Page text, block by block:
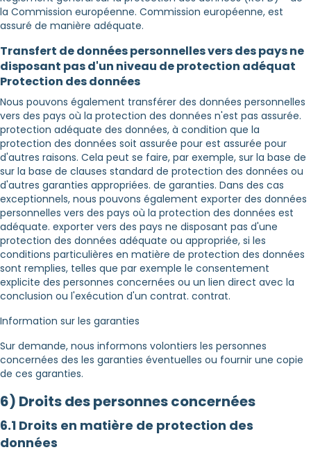
la Commission européenne. Commission européenne, est
assuré de manière adéquate.
Transfert de données personnelles vers des pays ne
disposant pas d'un niveau de protection adéquat
Protection des données
Nous pouvons également transférer des données personnelles
vers des pays où la protection des données n'est pas assurée.
protection adéquate des données, à condition que la
protection des données soit assurée pour est assurée pour
d'autres raisons. Cela peut se faire, par exemple, sur la base de
sur la base de clauses standard de protection des données ou
d'autres garanties appropriées. de garanties. Dans des cas
exceptionnels, nous pouvons également exporter des données
personnelles vers des pays où la protection des données est
adéquate. exporter vers des pays ne disposant pas d'une
protection des données adéquate ou appropriée, si les
conditions particulières en matière de protection des données
sont remplies, telles que par exemple le consentement
explicite des personnes concernées ou un lien direct avec la
conclusion ou l'exécution d'un contrat. contrat.
Information sur les garanties
Sur demande, nous informons volontiers les personnes
concernées des les garanties éventuelles ou fournir une copie
de ces garanties.
6) Droits des personnes concernées
6.1 Droits en matière de protection des
données